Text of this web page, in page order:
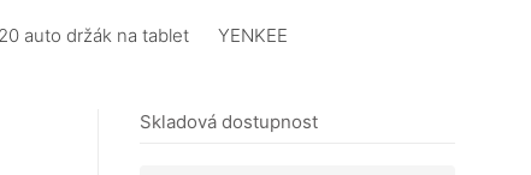
auto držák na tablet YENKEE
Skladová dostupnost